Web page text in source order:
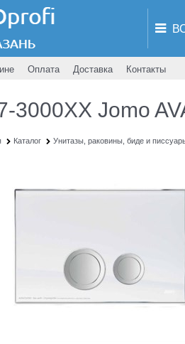
Оплата Доставка Контакты
3000XX Jomo
Каталог Унитазы, раковины, биде и